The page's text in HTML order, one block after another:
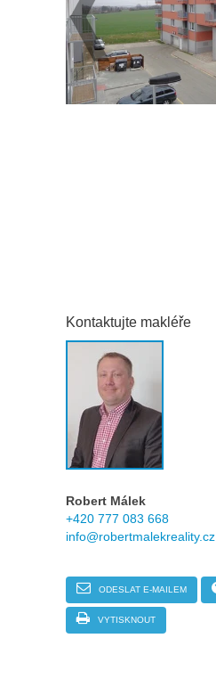
Kontaktujte makléře
Robert Málek
+420 777 083 668
info@robertmalekreality.cz
ODESLAT E-MAILEM
VYTISKNOUT